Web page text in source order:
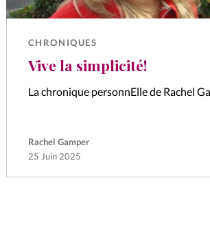
CHRONIQUES
Vive la simplicité!
La chronique personnElle de Rachel
Rachel Gamper
25 Juin 2025